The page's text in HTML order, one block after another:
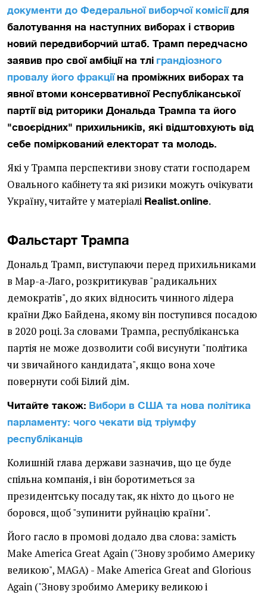
документи до Федеральної виборчої комісії для
балотування на наступних виборах і створив
новий передвиборчий штаб. Трамп передчасно
заявив про свої амбіції на тлі грандіозного
провалу його фракції на проміжних виборах та
явної втоми консервативної Республіканської
партії від риторики Дональда Трампа та його
"своєрідних" прихильників, які відштовхують від
себе поміркований електорат та молодь.
Які у Трампа перспективи знову стати господарем
Овального кабінету та які ризики можуть очікувати
Україну, читайте у матеріалі Realist.online.
Фальстарт Трампа
Дональд Трамп, виступаючи перед прихильниками
в Мар-а-Лаго, розкритикував "радикальних
демократів", до яких відносить чинного лідера
країни Джо Байдена, якому він поступився посадою
в 2020 році. За словами Трампа, республіканська
партія не може дозволити собі висунути "політика
чи звичайного кандидата", якщо вона хоче
повернути собі Білий дім.
Читайте також: Вибори в США та нова політика
парламенту: чого чекати від тріумфу
республіканців
Колишній глава держави зазначив, що це буде
спільна компанія, і він боротиметься за
президентську посаду так, як ніхто до цього не
боровся, щоб "зупинити руйнацію країни".
Його гасло в промові додало два слова: замість
Make America Great Again ("Знову зробимо Америку
великою", MAGA) - Make America Great and Glorious
Again ("Знову зробимо Америку великою і